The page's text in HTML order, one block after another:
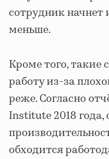
сотрудник начнет
меньше.
Кроме того, такие
работу из-за
реже. Согласно
Institute 2018
обходится